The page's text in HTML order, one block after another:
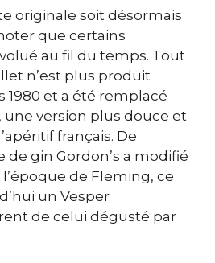
originale soit désormais
que certains
au fil du temps. Tout
n’est plus produit
1980 et a été remplacé
une version plus douce et
français. De
gin Gordon’s a modifié
de Fleming, ce
un Vesper
de celui dégusté par